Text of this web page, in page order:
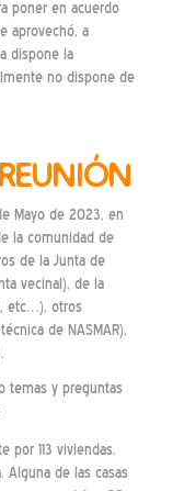
poner en acuerdo
aprovechó, a
dispone la
no dispone de
Mayo de 2023, en
la comunidad de
de la Junta de
vecinal), de la
etc…), otros
de NASMAR),
temas y preguntas
por 113 viviendas.
Alguna de las casas